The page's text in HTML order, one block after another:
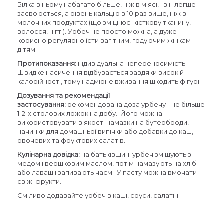
Білка в ньому набагато більше, ніж в м'ясі, і він легше
засвоюється, а рівень кальцію в 10 раз вище, ніж в
молочних продуктах (що зміцнює кісткову тканину,
волосся, нігті). Урбеч не просто можна, а дуже
корисно регулярно їсти вагітним, годуючим жінкам і
дітям.
Протипоказання: індивідуальна непереносимість.
Швидке насичення відбувається завдяки високій
калорійності, тому надмірне вживання шкодить фігурі.
Дозування та рекомендації
застосування: рекомендована доза урбечу - не більше
1-2-х столових ложок на добу. Його можна
використовувати в якості намазки на бутерброди,
начинки для домашньої випічки або добавки до каш,
овочевих та фруктових салатів.
Кулінарна довідка: на батьківщині урбеч змішують з
медом і вершковим маслом, потім намазують на хліб
або лаваш і запивають чаєм. У пасту можна вмочати
свіжі фрукти.
Сміливо додавайте урбеч в каші, соуси, салатні